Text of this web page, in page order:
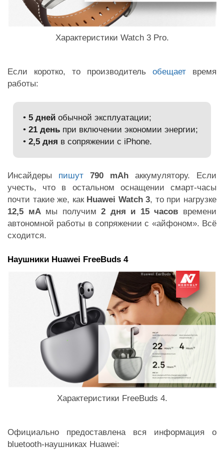
Характеристики Watch 3 Pro.
Если коротко, то производитель обещает время
работы:
•5 дней обычной эксплуатации;
•21 день при включении экономии энергии;
•2,5 дня в сопряжении с iPhone.
Инсайдеры пишут 790 mAh аккумулятору. Если
учесть, что в остальном оснащении смарт-часы
почти такие же, как Huawei Watch 3, то при нагрузке
12,5 мАмы получим2 дня и 15 часов времени
автономной работы в сопряжении с «айфоном». Всё
сходится.
Наушники Huawei FreeBuds 4
Характеристики FreeBuds 4.
Официально предоставлена вся информация о
bluetooth-наушниках Huawei: